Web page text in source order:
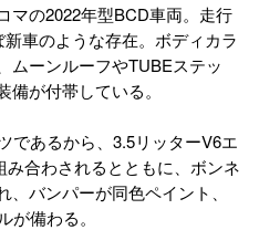
マの2022年型BCD車両。走行
車のような存在。ボディカラ
ムーンルーフやTUBEステッ
が付帯している。
であるから、3.5リッターV6エ
合わされるとともに、ボンネ
バンパーが同色ペイント、
備わる。